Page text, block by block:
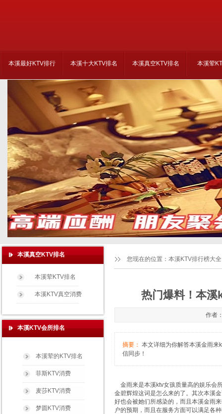
本溪最好KTV排行 本溪十大KTV排名 本溪真空KTV排名 本溪荤
您现在的位置： 本溪KTV排行榜大全
热门爆料！本
作者
摘要： 本文详细为你解答本溪金雨
信同步！
金雨来是本溪ktv女孩质量高的娱乐会
金碧辉煌这词是怎么来的了。其次本溪
好也会被她们所感染的，而且本溪金雨
户的预期，而且在服务方面可以满足各
本溪真空KTV排名
本溪荤KTV排名
本溪KTV真空消费
本溪KTV会所排名
本溪荤的KTV排名
菲斯KTV消费
麦莎KTV消费
梦圆KTV消费